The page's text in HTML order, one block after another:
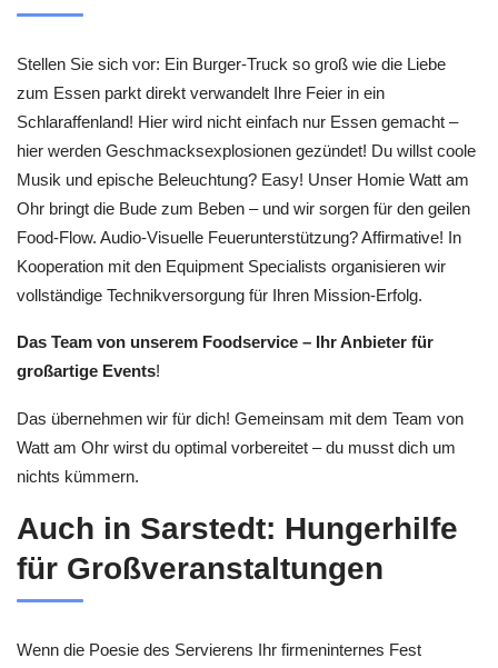
Stellen Sie sich vor: Ein Burger-Truck so groß wie die Liebe
zum Essen parkt direkt verwandelt Ihre Feier in ein
Schlaraffenland! Hier wird nicht einfach nur Essen gemacht –
hier werden Geschmacksexplosionen gezündet! Du willst coole
Musik und epische Beleuchtung? Easy! Unser Homie Watt am
Ohr bringt die Bude zum Beben – und wir sorgen für den geilen
Food-Flow. Audio-Visuelle Feuerunterstützung? Affirmative! In
Kooperation mit den Equipment Specialists organisieren wir
vollständige Technikversorgung für Ihren Mission-Erfolg.
Das Team von unserem Foodservice – Ihr Anbieter für
großartige Events!
Das übernehmen wir für dich! Gemeinsam mit dem Team von
Watt am Ohr wirst du optimal vorbereitet – du musst dich um
nichts kümmern.
Auch in Sarstedt: Hungerhilfe
für Großveranstaltungen
Wenn die Poesie des Servierens Ihr firmeninternes Fest